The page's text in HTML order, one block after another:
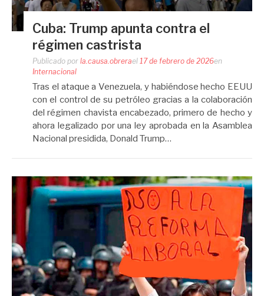
Cuba: Trump apunta contra el
régimen castrista
Publicado por la.causa.obrerael 17 de febrero de 2026en
Internacional
Tras el ataque a Venezuela, y habiéndose hecho EEUU
con el control de su petróleo gracias a la colaboración
del régimen chavista encabezado, primero de hecho y
ahora legalizado por una ley aprobada en la Asamblea
Nacional presidida, Donald Trump…